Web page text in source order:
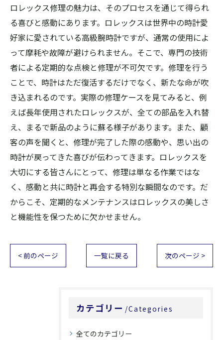
ロレックス修理の魅力は、そのプロセスを通じて得られ
る喜びと感動にあります。ロレックスは世界中の時計愛
好家に愛されている高級腕時計ですが、通常の使用によ
って摩耗や故障が避けられません。そこで、専門の技術
者による定期的な点検と修理が不可欠です。修理を行う
ことで、時計はただ復活するだけでなく、新たな命が吹
き込まれるのです。実際の修理ケースを見てみると、例
えば長年使用されたロレックスが、全ての部品を入れ替
え、まるで新品のように蘇る様子があります。また、顧
客の声を聞くと、修理が完了した際の感動や、思い出の
時計が戻ってきた喜びが伝わってきます。ロレックスを
大切にする皆さんにとって、修理は単なる作業ではな
く、感動と共に時計と再会する特別な瞬間なのです。だ
からこそ、定期的なメンテナンスはロレックスの美しさ
と機能性を保つために欠かせません。
< 前のページ 一覧に戻る 次のページ >
カテゴリー Categories
全てのカテゴリー